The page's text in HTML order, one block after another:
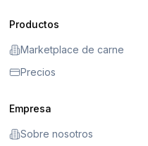
Productos
Marketplace de carne
Precios
Empresa
Sobre nosotros